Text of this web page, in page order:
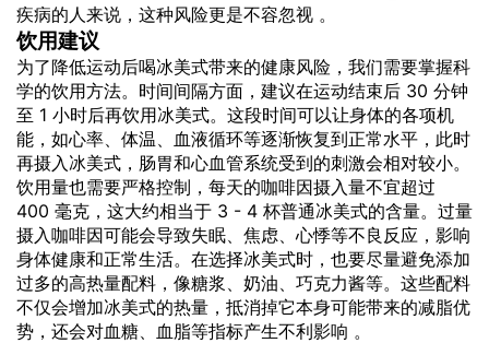
疾病的人来说，这种风险更是不容忽视 。
饮用建议
为了降低运动后喝冰美式带来的健康风险，我们需要掌握科
学的饮用方法。时间间隔方面，建议在运动结束后 30 分钟
至 1 小时后再饮用冰美式。这段时间可以让身体的各项机
能，如心率、体温、血液循环等逐渐恢复到正常水平，此时
再摄入冰美式，肠胃和心血管系统受到的刺激会相对较小。
饮用量也需要严格控制，每天的咖啡因摄入量不宜超过
400 毫克，这大约相当于 3 - 4 杯普通冰美式的含量。过量
摄入咖啡因可能会导致失眠、焦虑、心悸等不良反应，影响
身体健康和正常生活。在选择冰美式时，也要尽量避免添加
过多的高热量配料，像糖浆、奶油、巧克力酱等。这些配料
不仅会增加冰美式的热量，抵消掉它本身可能带来的减脂优
势，还会对血糖、血脂等指标产生不利影响 。